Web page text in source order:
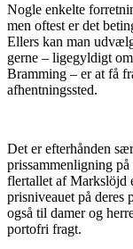
Nogle enkelte
men oftest er det
Ellers kan man
gerne – ligegyldigt
Bramming – er at få
afhentningssted.
Det er efterhånden
prissammenligning
flertallet af Markslöjd
prisniveauet på deres
også til damer og
portofri fragt.